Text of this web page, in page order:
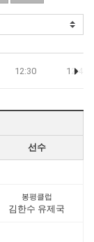
12:30 12:45
선수
봉평클럽
김한수 유제국